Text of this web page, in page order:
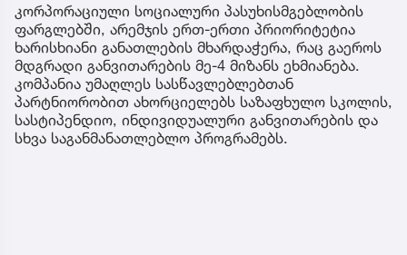
კორპორაციული სოციალური პასუხისმგებლობის
ფარგლებში, არემჯის ერთ-ერთი პრიორიტეტია
ხარისხიანი განათლების მხარდაჭერა, რაც გაეროს
მდგრადი განვითარების მე-4 მიზანს ეხმიანება.
კომპანია უმაღლეს სასწავლებლებთან
პარტნიორობით ახორციელებს საზაფხულო სკოლის,
სასტიპენდიო, ინდივიდუალური განვითარების და
სხვა საგანმანათლებლო პროგრამებს.